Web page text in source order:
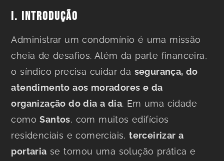
I. INTRODUÇÃO
Administrar um condomínio é uma missão
cheia de desafios. Além da parte financeira,
o síndico precisa cuidar da segurança, do
atendimento aos moradores e da
organização do dia a dia. Em uma cidade
comoSantos, com muitos edifícios
residenciais e comerciais,terceirizar a
portaria se tornou uma solução prática e